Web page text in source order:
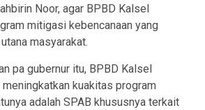
Noor, agar BPBD Kalsel
mitigasi kebencanaan yang
masyarakat.
pa gubernur itu, BPBD Kalsel
kuakitas program
adalah SPAB khususnya terkait